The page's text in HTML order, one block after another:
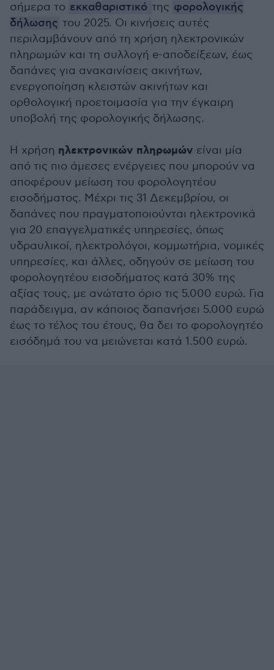
σήμερα το εκκαθαριστικό της φορολογικής
δήλωσης του 2025. Οι κινήσεις αυτές
περιλαμβάνουν από τη χρήση ηλεκτρονικών
πληρωμών και τη συλλογή e-αποδείξεων, έως
δαπάνες για ανακαινίσεις ακινήτων,
ενεργοποίηση κλειστών ακινήτων και
ορθολογική προετοιμασία για την έγκαιρη
υποβολή της φορολογικής δήλωσης.
Η χρήση ηλεκτρονικών πληρωμών είναι μία
από τις πιο άμεσες ενέργειες που μπορούν να
αποφέρουν μείωση του φορολογητέου
εισοδήματος. Μέχρι τις 31 Δεκεμβρίου, οι
δαπάνες που πραγματοποιούνται ηλεκτρονικά
για 20 επαγγελματικές υπηρεσίες, όπως
υδραυλικοί, ηλεκτρολόγοι, κομμωτήρια, νομικές
υπηρεσίες, και άλλες, οδηγούν σε μείωση του
φορολογητέου εισοδήματος κατά 30% της
αξίας τους, με ανώτατο όριο τις 5.000 ευρώ. Για
παράδειγμα, αν κάποιος δαπανήσει 5.000 ευρώ
έως το τέλος του έτους, θα δει το φορολογητέο
εισόδημά του να μειώνεται κατά 1.500 ευρώ.